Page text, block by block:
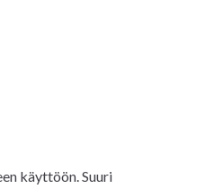
käyttöön. Suuri